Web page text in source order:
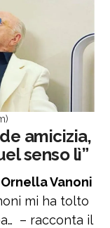
amicizia,
senso lì”
Vanoni
mi ha tolto
– racconta il